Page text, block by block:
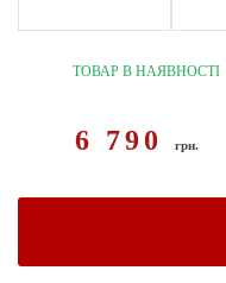
ТОВАР В НАЯВНОСТІ
6 790грн.